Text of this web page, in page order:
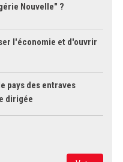
Nouvelle" ?
l'économie et d'ouvrir
pays des entraves
dirigée